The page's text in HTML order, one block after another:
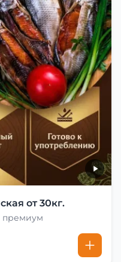
от 30кг.
премиум